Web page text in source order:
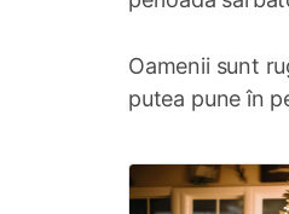
Oamenii sunt
putea pune în